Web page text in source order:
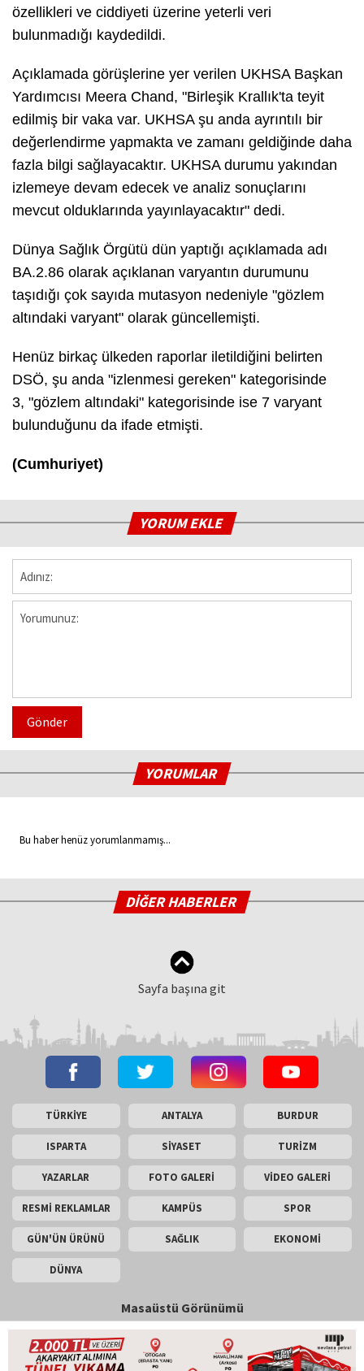
özellikleri ve ciddiyeti üzerine yeterli veri
bulunmadığı kaydedildi.
Açıklamada görüşlerine yer verilen UKHSA Başkan
Yardımcısı Meera Chand, "Birleşik Krallık'ta teyit
edilmiş bir vaka var. UKHSA şu anda ayrıntılı bir
değerlendirme yapmakta ve zamanı geldiğinde daha
fazla bilgi sağlayacaktır. UKHSA durumu yakından
izlemeye devam edecek ve analiz sonuçlarını
mevcut olduklarında yayınlayacaktır" dedi.
Dünya Sağlık Örgütü dün yaptığı açıklamada adı
BA.2.86 olarak açıklanan varyantın durumunu
taşıdığı çok sayıda mutasyon nedeniyle "gözlem
altındaki varyant" olarak güncellemişti.
Henüz birkaç ülkeden raporlar iletildiğini belirten
DSÖ, şu anda "izlenmesi gereken" kategorisinde
3, "gözlem altındaki" kategorisinde ise 7 varyant
bulunduğunu da ifade etmişti.
(Cumhuriyet)
YORUM EKLE
Gönder
YORUMLAR
Bu haber henüz yorumlanmamış...
DİĞER HABERLER
Sayfa başına git
TÜRKİYE ANTALYA BURDUR
ISPARTA SİYASET TURİZM
YAZARLAR FOTO GALERİ VİDEO GALERİ
RESMİ REKLAMLAR KAMPÜS SPOR
GÜN'ÜN ÜRÜNÜ SAĞLIK EKONOMİ
DÜNYA
Masaüstü Görünümü
İletişim